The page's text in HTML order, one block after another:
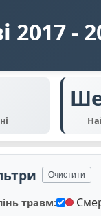
-
Очистити
травм: